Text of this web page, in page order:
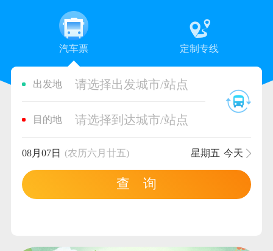
汽车票 定制专线
出发地 请选择出发城市/站点
目的地 请选择到达城市/站点
08月07日 (农历六月廿五) 星期五 今天
查 询